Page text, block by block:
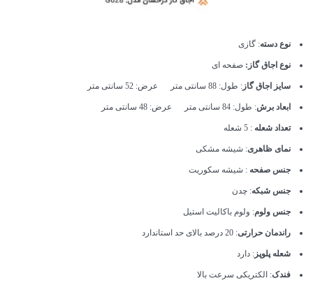
نوع دسته: گازی
نوع اجاق گاز: صفحه ای
سایز اجاق گاز : طول: 88 سانتی متر عرض: 52 سانتی متر
ابعاد برش: طول: 84 سانتی متر عرض: 48 سانتی متر
تعداد شعله : 5 شعله
نمای ظاهری: شیشه مشکی
جنس صفحه : شیشه سکوریت
جنس شبکه: چدن
جنس ولوم: ولوم باکالیت استیل
راندمان حرارتی: 20 درصد بالای حد استاندارد
شعله پلوپز : دارد
فندک: الکتریکی سرعت بالا